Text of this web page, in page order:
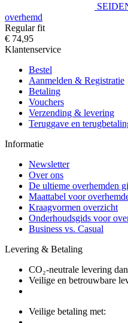
overhemd
Regular fit
€ 74,95
Klantenservice
Bestel
Aanmelden & Registratie
Betaling
Vouchers
Verzending & levering
Teruggave en
Informatie
Newsletter
Over ons
De ultieme overhemden
Maattabel voor
Kraagvormen overzicht
Onderhoudsgids voor
Business vs. Casual
Levering & Betaling
CO₂-neutrale levering
Veilige en betrouwbare
Veilige betaling met: